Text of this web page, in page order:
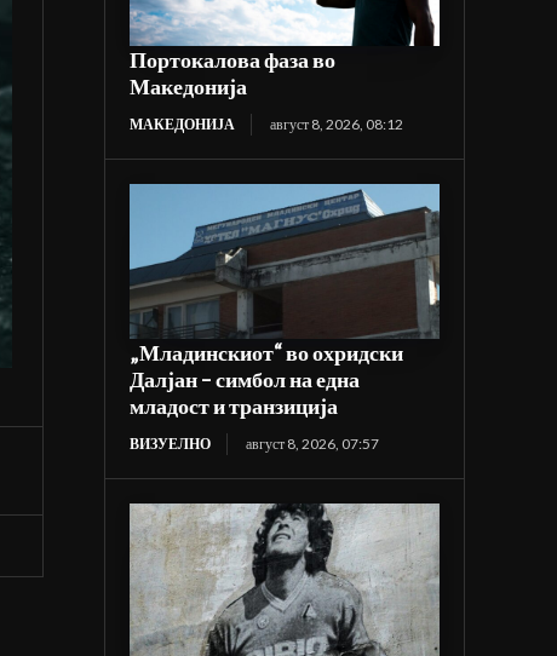
Портокалова фаза во
Македонија
МАКЕДОНИЈА август 8, 2026, 08:12
„Младинскиот“ во охридски
Далјан – симбол на една
младост и транзиција
ВИЗУЕЛНО август 8, 2026, 07:57